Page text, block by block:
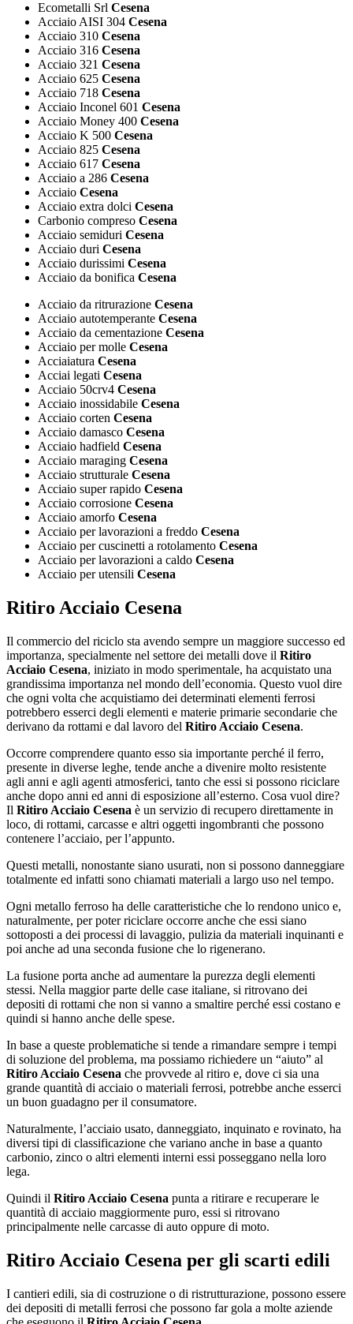
Ecometalli Srl Cesena
Acciaio AISI 304 Cesena
Acciaio 310 Cesena
Acciaio 316 Cesena
Acciaio 321 Cesena
Acciaio 625 Cesena
Acciaio 718 Cesena
Acciaio Inconel 601 Cesena
Acciaio Money 400 Cesena
Acciaio K 500 Cesena
Acciaio 825 Cesena
Acciaio 617 Cesena
Acciaio a 286 Cesena
Acciaio Cesena
Acciaio extra dolci Cesena
Carbonio compreso Cesena
Acciaio semiduri Cesena
Acciaio duri Cesena
Acciaio durissimi Cesena
Acciaio da bonifica Cesena
Acciaio da ritrurazione Cesena
Acciaio autotemperante Cesena
Acciaio da cementazione Cesena
Acciaio per molle Cesena
Acciaiatura Cesena
Acciai legati Cesena
Acciaio 50crv4 Cesena
Acciaio inossidabile Cesena
Acciaio corten Cesena
Acciaio damasco Cesena
Acciaio hadfield Cesena
Acciaio maraging Cesena
Acciaio strutturale Cesena
Acciaio super rapido Cesena
Acciaio corrosione Cesena
Acciaio amorfo Cesena
Acciaio per lavorazioni a freddo Cesena
Acciaio per cuscinetti a rotolamento Cesena
Acciaio per lavorazioni a caldo Cesena
Acciaio per utensili Cesena
Ritiro Acciaio Cesena
Il commercio del riciclo sta avendo sempre un maggiore successo ed
importanza, specialmente nel settore dei metalli dove il Ritiro
Acciaio Cesena, iniziato in modo sperimentale, ha acquistato una
grandissima importanza nel mondo dell’economia. Questo vuol dire
che ogni volta che acquistiamo dei determinati elementi ferrosi
potrebbero esserci degli elementi e materie primarie secondarie che
derivano da rottami e dal lavoro del Ritiro Acciaio Cesena.
Occorre comprendere quanto esso sia importante perché il ferro,
presente in diverse leghe, tende anche a divenire molto resistente
agli anni e agli agenti atmosferici, tanto che essi si possono riciclare
anche dopo anni ed anni di esposizione all’esterno. Cosa vuol dire?
Il Ritiro Acciaio Cesena è un servizio di recupero direttamente in
loco, di rottami, carcasse e altri oggetti ingombranti che possono
contenere l’acciaio, per l’appunto.
Questi metalli, nonostante siano usurati, non si possono danneggiare
totalmente ed infatti sono chiamati materiali a largo uso nel tempo.
Ogni metallo ferroso ha delle caratteristiche che lo rendono unico e,
naturalmente, per poter riciclare occorre anche che essi siano
sottoposti a dei processi di lavaggio, pulizia da materiali inquinanti e
poi anche ad una seconda fusione che lo rigenerano.
La fusione porta anche ad aumentare la purezza degli elementi
stessi. Nella maggior parte delle case italiane, si ritrovano dei
depositi di rottami che non si vanno a smaltire perché essi costano e
quindi si hanno anche delle spese.
In base a queste problematiche si tende a rimandare sempre i tempi
di soluzione del problema, ma possiamo richiedere un “aiuto” al
Ritiro Acciaio Cesena che provvede al ritiro e, dove ci sia una
grande quantità di acciaio o materiali ferrosi, potrebbe anche esserci
un buon guadagno per il consumatore.
Naturalmente, l’acciaio usato, danneggiato, inquinato e rovinato, ha
diversi tipi di classificazione che variano anche in base a quanto
carbonio, zinco o altri elementi interni essi posseggano nella loro
lega.
Quindi il Ritiro Acciaio Cesena punta a ritirare e recuperare le
quantità di acciaio maggiormente puro, essi si ritrovano
principalmente nelle carcasse di auto oppure di moto.
Ritiro Acciaio Cesena per gli scarti edili
I cantieri edili, sia di costruzione o di ristrutturazione, possono essere
dei depositi di metalli ferrosi che possono far gola a molte aziende